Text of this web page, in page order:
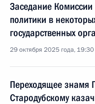
Заседание
политики в
государственных
29 октября 2025 года, 19:30
Переходящее знамя
Стародубскому